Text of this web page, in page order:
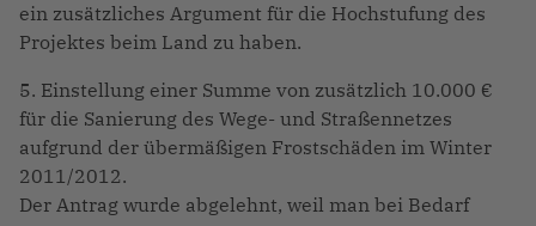
ein zusätzliches Argument für die Hochstufung des
Projektes beim Land zu haben.
5. Einstellung einer Summe von zusätzlich 10.000 €
für die Sanierung des Wege- und Straßennetzes
aufgrund der übermäßigen Frostschäden im Winter
2011/2012.
Der Antrag wurde abgelehnt, weil man bei Bedarf